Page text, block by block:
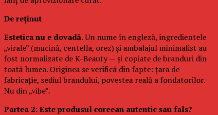
De reținut
Estetica nu e dovadă.Un nume în engleză, ingredientele
„virale” (mucină, centella, orez) și ambalajul minimalist au
fost normalizate de K-Beauty — și copiate de branduri din
toată lumea. Originea se verifică din fapte: țara de
fabricație, sediul brandului, povestea reală a fondatorilor.
Nu din „vibe”.
Partea 2: Este produsul coreean autentic sau fals?